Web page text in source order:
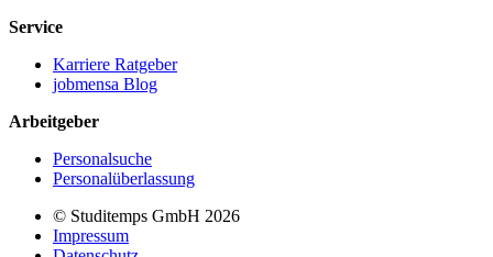
Service
Karriere Ratgeber
jobmensa Blog
Arbeitgeber
Personalsuche
Personalüberlassung
© Studitemps GmbH 2026
Impressum